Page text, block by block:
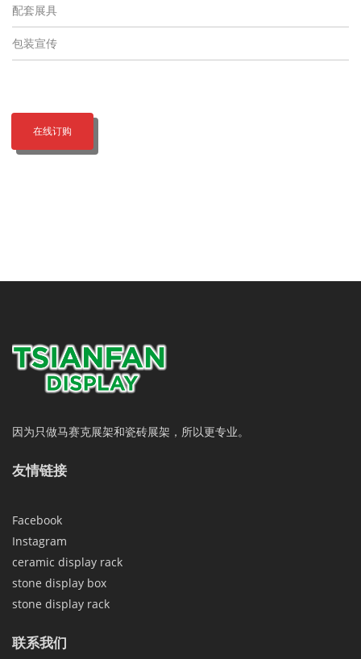
配套展具
包装宣传
在线订购
因为只做马赛克展架和瓷砖展架，所以更专业。
友情链接
Facebook
Instagram
ceramic display rack
stone display box
stone display rack
联系我们